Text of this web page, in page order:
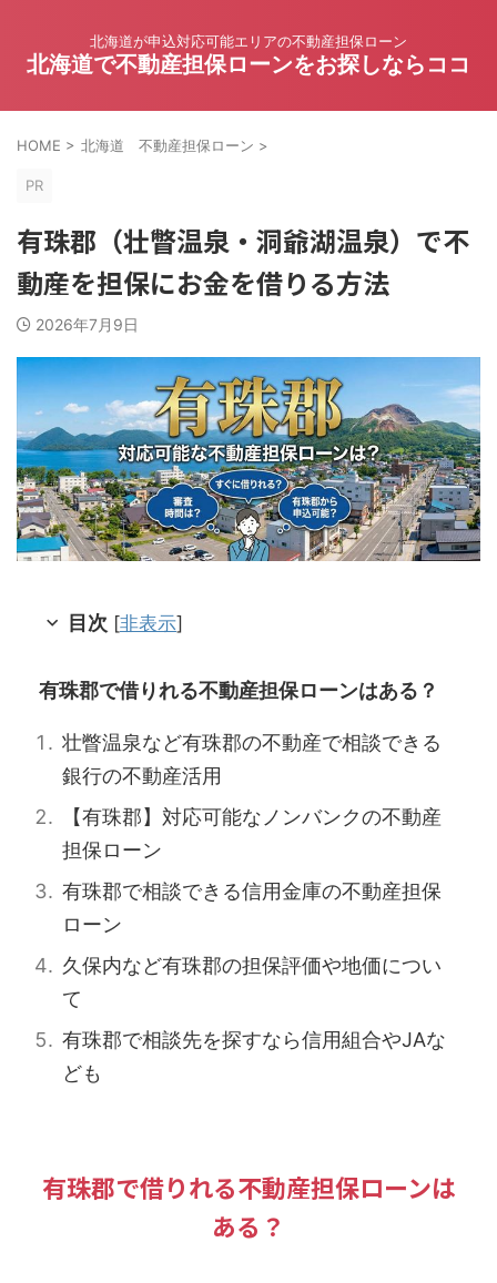
北海道が申込対応可能エリアの不動産担保ローン
北海道で不動産担保ローンをお探しならココ
HOME > 北海道 不動産担保ローン >
PR
有珠郡（壮瞥温泉・洞爺湖温泉）で不
動産を担保にお金を借りる方法
2026年7月9日
目次 [非表示]
有珠郡で借りれる不動産担保ローンはある？
壮瞥温泉など有珠郡の不動産で相談できる
銀行の不動産活用
【有珠郡】対応可能なノンバンクの不動産
担保ローン
有珠郡で相談できる信用金庫の不動産担保
ローン
久保内など有珠郡の担保評価や地価につい
て
有珠郡で相談先を探すなら信用組合やJAな
ども
有珠郡で借りれる不動産担保ローンは
ある？